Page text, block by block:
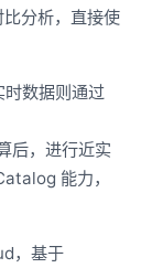
分析，直接使
数据则通过
后，进行近实
能力，
，基于